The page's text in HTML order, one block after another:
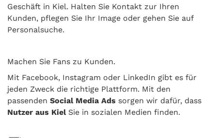
Geschäft in Kiel. Halten Sie Kontakt zur Ihren
Kunden, pflegen Sie Ihr Image oder gehen Sie auf
Personalsuche.
Machen Sie Fans zu Kunden.
Mit Facebook, Instagram oder LinkedIn gibt es für
jeden Zweck die richtige Plattform. Mit den
passenden Social Media Ads sorgen wir dafür, dass
Nutzer aus KielSie in sozialen Medien finden.